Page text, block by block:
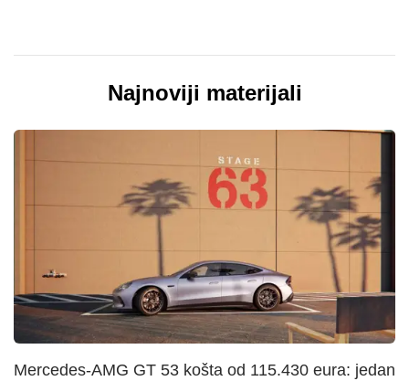
Najnoviji materijali
Mercedes-AMG GT 53 košta od 115.430 eura: jedan